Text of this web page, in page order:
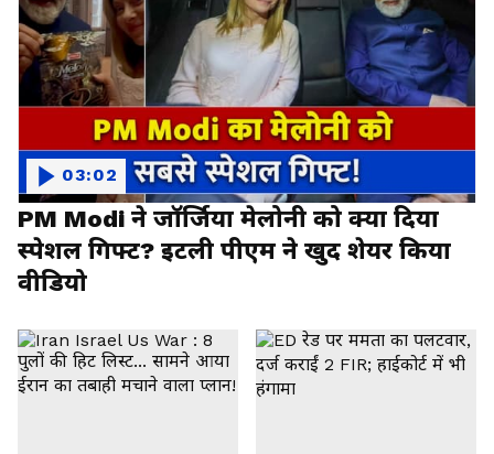
PM Modi ने जॉर्जिया मेलोनी को क्या दिया
स्पेशल गिफ्ट? इटली पीएम ने खुद शेयर किया
वीडियो
03:02